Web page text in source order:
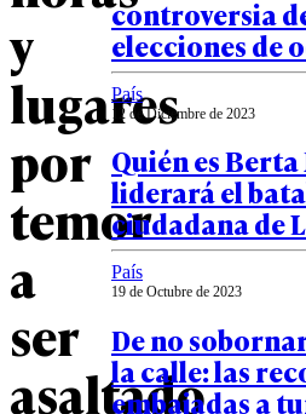
y
lugares
por
temor
a
ser
asaltado
controversia
elecciones de
País
12 de Diciembre de 2023
Quién es
liderará el
ciudadana de
País
19 de Octubre de 2023
De no
la calle: las
embajadas a